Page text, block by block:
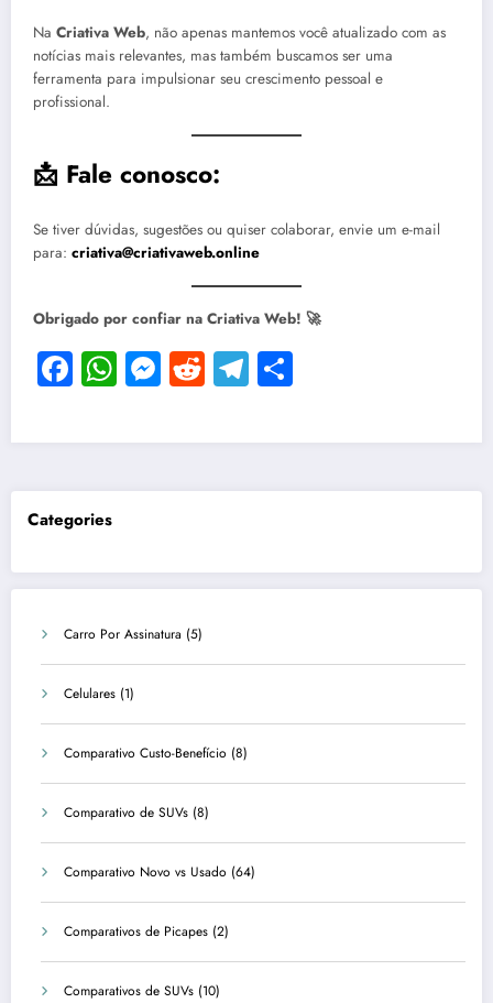
Na Criativa Web, não apenas mantemos você atualizado com as
notícias mais relevantes, mas também buscamos ser uma
ferramenta para impulsionar seu crescimento pessoal e
profissional.
📩 Fale conosco:
Se tiver dúvidas, sugestões ou quiser colaborar, envie um e-mail
para: criativa@criativaweb.online
Obrigado por confiar na Criativa Web! 🚀
Facebook
WhatsApp
Messenger
RedditTelegram
Categories
Carro Por Assinatura (5)
Celulares (1)
Comparativo Custo-Benefício (8)
Comparativo de SUVs (8)
Comparativo Novo vs Usado (64)
Comparativos de Picapes (2)
Comparativos de SUVs (10)